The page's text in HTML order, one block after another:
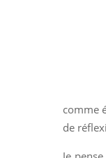
comme
de